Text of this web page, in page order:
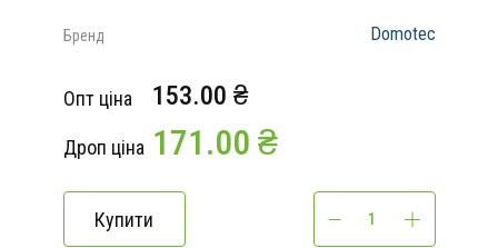
Бренд Domotec
Опт ціна 153.00 ₴
Дроп ціна 171.00 ₴
Купити